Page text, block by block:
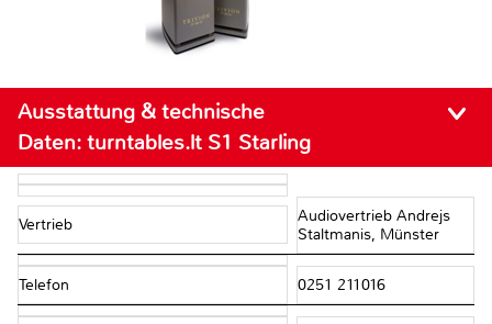
Ausstattung & technische
Daten: turntables.lt S1 Starling
Vertrieb
Audiovertrieb Andrejs
Staltmanis, Münster
Telefon 0251 211016